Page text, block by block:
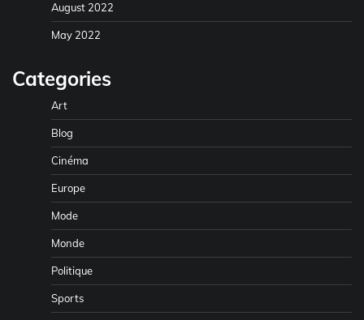
August 2022
May 2022
Categories
Art
Blog
Cinéma
Europe
Mode
Monde
Politique
Sports